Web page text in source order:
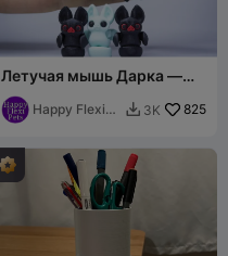
Летучая мышь Дарка —
флекси-игрушка
Маленькой Дарк и её
друзей
Happy Flexi
 3K 825